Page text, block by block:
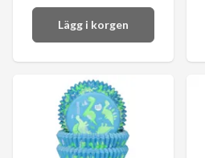
Lägg i korgen